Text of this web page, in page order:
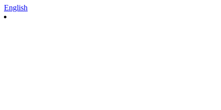
English